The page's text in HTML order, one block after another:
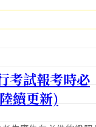
考試報考時必
續更新)